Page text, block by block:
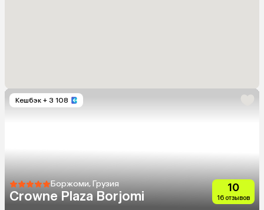
Кешбэк + 3 108
Боржоми, Грузия
Crowne Plaza Borjomi
10
16 отзывов